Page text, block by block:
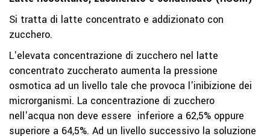
Si tratta di latte concentrato e addizionato con
zucchero.
L'elevata concentrazione di zucchero nel latte
concentrato zuccherato aumenta la pressione
osmotica ad un livello tale che provoca l'inibizione dei
microrganismi. La concentrazione di zucchero
nell'acqua non deve essere inferiore a 62,5% oppure
superiore a 64,5%. Ad un livello successivo la soluzione